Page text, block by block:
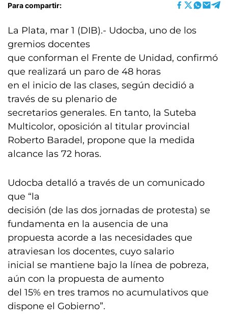
Para compartir:
La Plata, mar 1 (DIB).- Udocba, uno de los
gremios docentes
que conforman el Frente de Unidad, confirmó
que realizará un paro de 48 horas
en el inicio de las clases, según decidió a
través de su plenario de
secretarios generales. En tanto, la Suteba
Multicolor, oposición al titular provincial
Roberto Baradel, propone que la medida
alcance las 72 horas.
Udocba detalló a través de un comunicado
que “la
decisión (de las dos jornadas de protesta) se
fundamenta en la ausencia de una
propuesta acorde a las necesidades que
atraviesan los docentes, cuyo salario
inicial se mantiene bajo la línea de pobreza,
aún con la propuesta de aumento
del 15% en tres tramos no acumulativos que
dispone el Gobierno”.